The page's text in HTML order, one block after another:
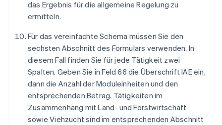
das Ergebnis für die allgemeine Regelung zu
ermitteln.
Für das vereinfachte Schema müssen Sie den
sechsten Abschnitt des Formulars verwenden. In
diesem Fall finden Sie für jede Tätigkeit zwei
Spalten. Geben Sie in Feld 66 die Überschrift IAE ein,
dann die Anzahl der Moduleinheiten und den
entsprechenden Betrag. Tätigkeiten im
Zusammenhang mit Land- und Forstwirtschaft
sowie Viehzucht sind im entsprechenden Abschnitt